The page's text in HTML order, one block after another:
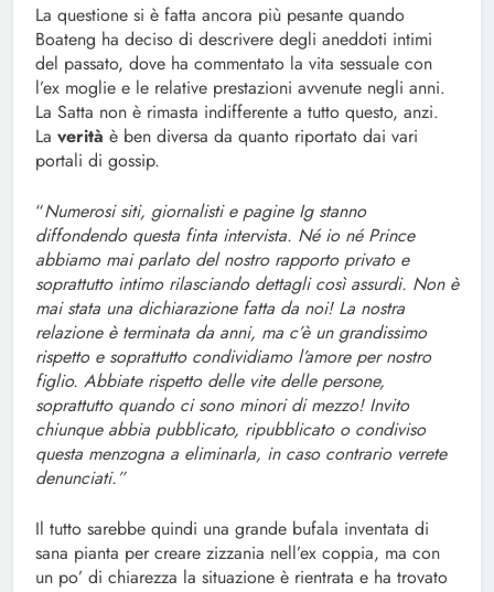
La questione si è fatta ancora più pesante quando
Boateng ha deciso di descrivere degli aneddoti intimi
del passato, dove ha commentato la vita sessuale con
l’ex moglie e le relative prestazioni avvenute negli anni.
La Satta non è rimasta indifferente a tutto questo, anzi.
La verità è ben diversa da quanto riportato dai vari
portali di gossip.
“Numerosi siti, giornalisti e pagine Ig stanno
diffondendo questa finta intervista. Né io né Prince
abbiamo mai parlato del nostro rapporto privato e
soprattutto intimo rilasciando dettagli così assurdi. Non è
mai stata una dichiarazione fatta da noi! La nostra
relazione è terminata da anni, ma c’è un grandissimo
rispetto e soprattutto condividiamo l’amore per nostro
figlio. Abbiate rispetto delle vite delle persone,
soprattutto quando ci sono minori di mezzo! Invito
chiunque abbia pubblicato, ripubblicato o condiviso
questa menzogna a eliminarla, in caso contrario verrete
denunciati.”
Il tutto sarebbe quindi una grande bufala inventata di
sana pianta per creare zizzania nell’ex coppia, ma con
un po’ di chiarezza la situazione è rientrata e ha trovato